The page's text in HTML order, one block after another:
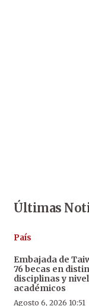
Últimas
País
Embajada de
76 becas en
disciplinas y
académicos
Agosto 6, 2026 10:51